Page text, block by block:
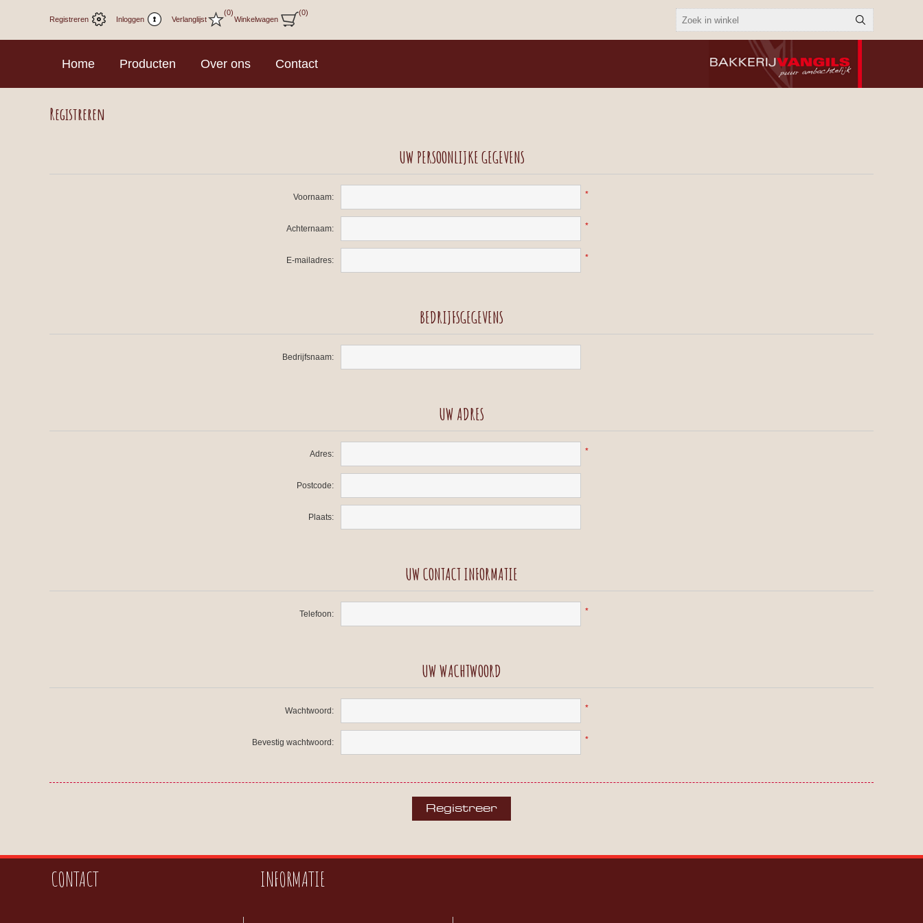
Registreren Inloggen Verlanglijst
(0)
Winkelwagen
(0)
Home Producten Over ons Contact
Registreren
UW PERSOONLIJKE GEGEVENS
Voornaam: *
Achternaam: *
E-mailadres: *
BEDRIJFSGEGEVENS
Bedrijfsnaam:
UW ADRES
Adres: *
Postcode:
Plaats:
UW CONTACT INFORMATIE
Telefoon: *
UW WACHTWOORD
Wachtwoord: *
Bevestig wachtwoord: *
CONTACT INFORMATIE